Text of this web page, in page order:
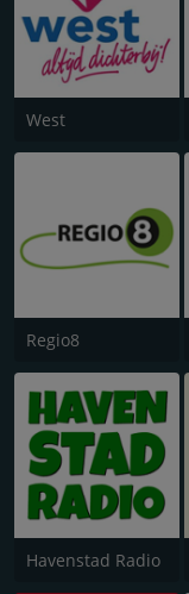
West
Regio8
Havenstad Radio